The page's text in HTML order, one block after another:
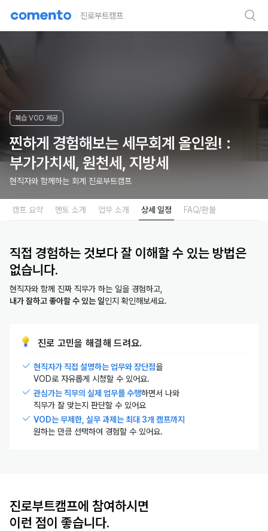
진로부트캠프
복습 VOD 제공
찐하게 경험해보는 세무회계 올인원! :
부가가치세, 원천세, 지방세
현직자와 함께하는 회계 진로부트캠프
캠프 요약 멘토 소개 업무 소개 상세 일정 FAQ/환불
직접 경험하는 것보다 잘 이해할 수 있는 방법은
없습니다.
현직자와 함께 진짜 직무가 하는 일을 경험하고,
내가 잘하고 좋아할 수 있는 일인지 확인해보세요.
진로 고민을 해결해 드려요.
현직자가 직접 설명하는 업무와 장단점을
VOD로 자유롭게 시청할 수 있어요.
관심가는 직무의 실제 업무를 수행하면서 나와
직무가 잘 맞는지 판단할 수 있어요
VOD는 무제한, 실무 과제는 최대 3개 캠프까지
원하는 만큼 선택하여 경험할 수 있어요.
진로부트캠프에 참여하시면
이런 점이 좋습니다.